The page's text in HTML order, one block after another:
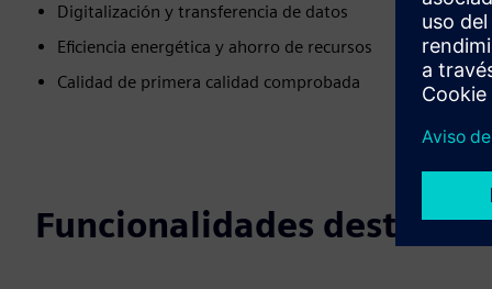
Digitalización y transferencia de datos
Eficiencia energética y ahorro de recursos
Calidad de primera calidad comprobada
Funcionalidades